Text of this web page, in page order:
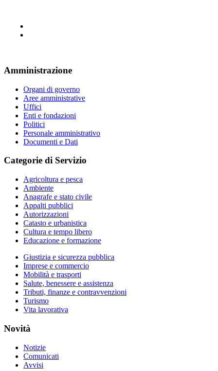
Amministrazione
Organi di governo
Aree amministrative
Uffici
Enti e fondazioni
Politici
Personale amministrativo
Documenti e Dati
Categorie di Servizio
Agricoltura e pesca
Ambiente
Anagrafe e stato civile
Appalti pubblici
Autorizzazioni
Catasto e urbanistica
Cultura e tempo libero
Educazione e formazione
Giustizia e sicurezza pubblica
Imprese e commercio
Mobilità e trasporti
Salute, benessere e assistenza
Tributi, finanze e contravvenzioni
Turismo
Vita lavorativa
Novità
Notizie
Comunicati
Avvisi